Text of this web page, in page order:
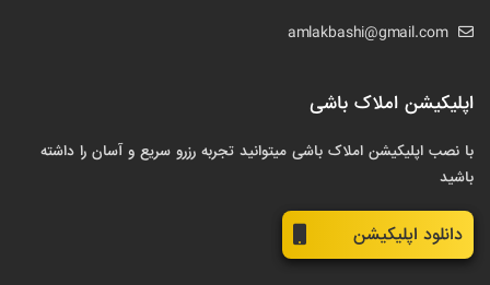
amlakbashi@gmail.com
اپلیکیشن املاک باشی
با نصب اپلیکیشن املاک باشی میتوانید تجربه رزرو سریع و آسان را داشته
باشید
دانلود اپلیکیشن